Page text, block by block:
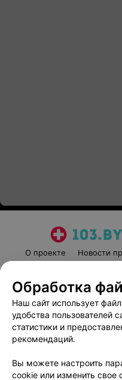
О проекте Новости
Пользовательское
Написать
Обработка
Обработка
Наш сайт использует
удобства пользователей
статистики и
рекомендаций.
Вы можете настроить
cookie или изменить свое